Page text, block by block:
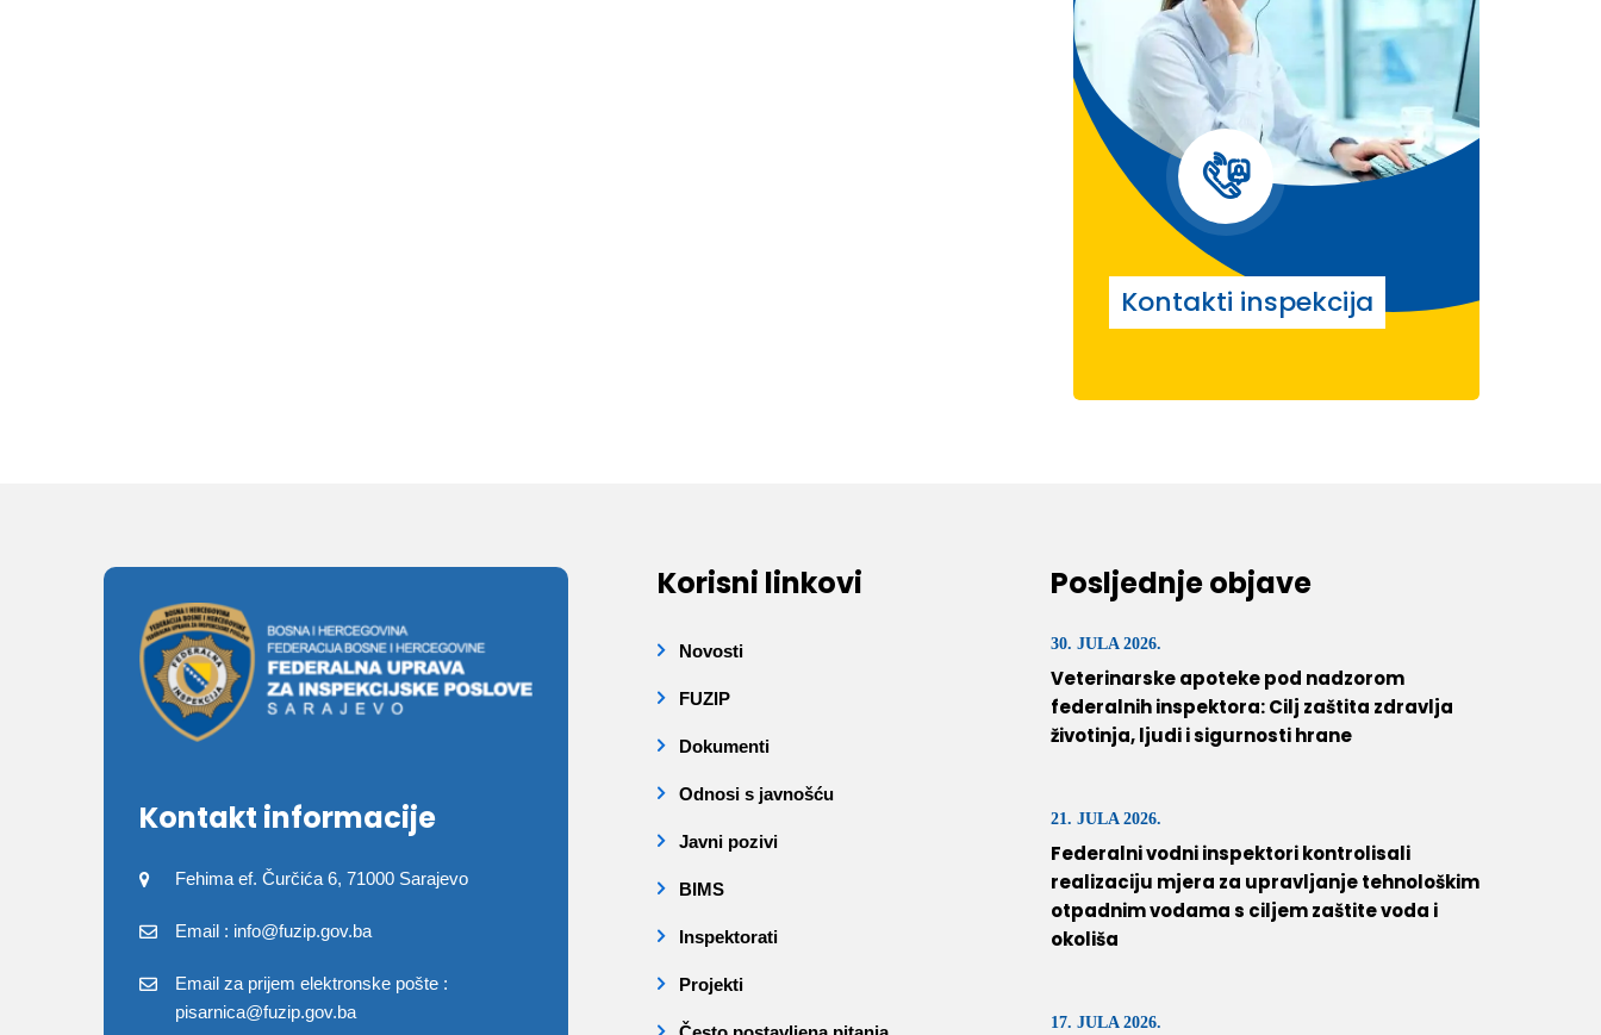
Kontakti inspekcija
Kontakt informacije
Fehima ef. Čurčića 6, 71000 Sarajevo
Email : info@fuzip.gov.ba
Email za prijem elektronske pošte :
pisarnica@fuzip.gov.ba
Korisni linkovi
Novosti
FUZIP
Dokumenti
Odnosi s javnošću
Javni pozivi
BIMS
Inspektorati
Projekti
Posljednje objave
30. JULA 2026.
Veterinarske apoteke pod nadzorom
federalnih inspektora: Cilj zaštita zdravlja
životinja, ljudi i sigurnosti hrane
21. JULA 2026.
Federalni vodni inspektori kontrolisali
realizaciju mjera za upravljanje tehnološkim
otpadnim vodama s ciljem zaštite voda i
okoliša
17. JULA 2026.